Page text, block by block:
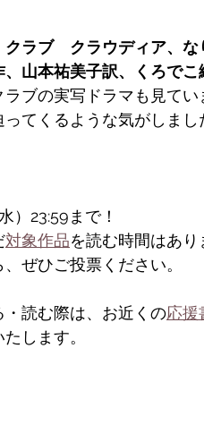
クラブ　クラウディア、な
山本祐美子訳、くろで
ブの実写ドラマも見て
てくるような気がしまし
）23:59まで！
対象作品を読む時間はあり
ぜひご投票ください。
読む際は、お近くの応援
します。